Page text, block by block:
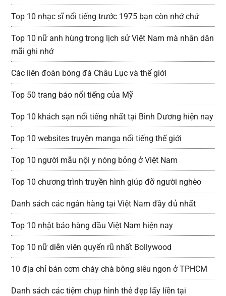
Top 10 nhạc sĩ nổi tiếng trước 1975 bạn còn nhớ chứ
Top 10 nữ anh hùng trong lịch sử Việt Nam mà nhân dân
mãi ghi nhớ
Các liên đoàn bóng đá Châu Lục và thế giới
Top 50 trang báo nổi tiếng của Mỹ
Top 10 khách sạn nổi tiếng nhất tại Bình Dương hiện nay
Top 10 websites truyện manga nổi tiếng thế giới
Top 10 người mẫu nội y nóng bỏng ở Việt Nam
Top 10 chương trình truyền hình giúp đỡ người nghèo
Danh sách các ngân hàng tại Việt Nam đầy đủ nhất
Top 10 nhật báo hàng đầu Việt Nam hiện nay
Top 10 nữ diễn viên quyến rũ nhất Bollywood
10 địa chỉ bán cơm cháy chà bông siêu ngon ở TPHCM
Danh sách các tiệm chụp hình thẻ đẹp lấy liền tại